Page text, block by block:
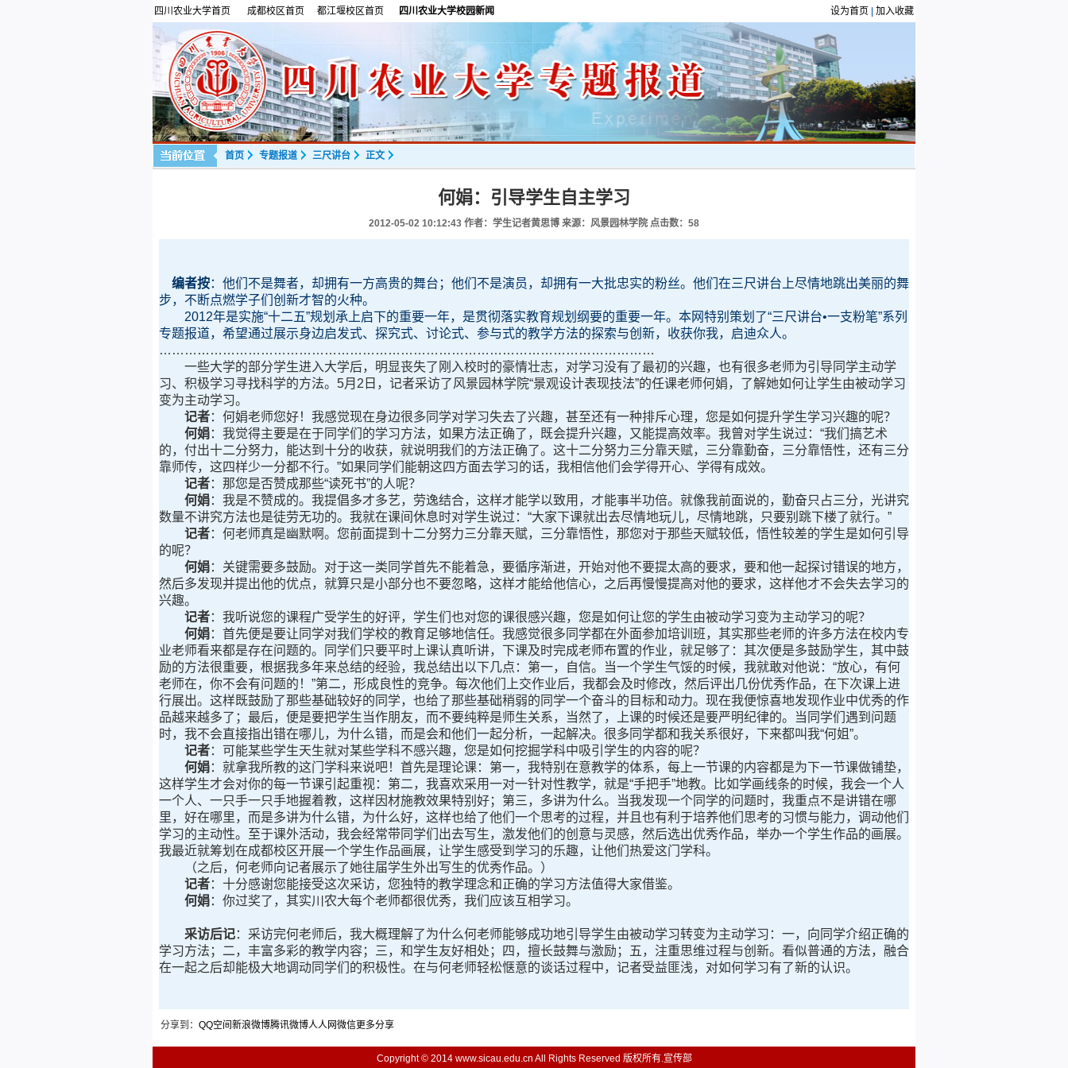
四川农业大学首页 成都校区首页 都江堰校区首页 四川农业大学校园新闻 设为首页 加入收藏
首页 专题报道 三尺讲台 正文
何娟：引导学生自主学习
2012-05-02 10:12:43 作者：学生记者黄思博 来源：风景园林学院 点击数： 58
编者按：他们不是舞者，却拥有一方高贵的舞台；他们不是演员，却拥有一大批忠实的粉丝。他们在三尺讲台上尽情地跳出美丽的舞
步，不断点燃学子们创新才智的火种。
2012年是实施“十二五”规划承上启下的重要一年，是贯彻落实教育规划纲要的重要一年。本网特别策划了“三尺讲台•一支粉笔”系列
专题报道，希望通过展示身边启发式、探究式、讨论式、参与式的教学方法的探索与创新，收获你我，启迪众人。
………………………………………………………………………………………………………
一些大学的部分学生进入大学后，明显丧失了刚入校时的豪情壮志，对学习没有了最初的兴趣，也有很多老师为引导同学主动学
习、积极学习寻找科学的方法。5月2日，记者采访了风景园林学院“景观设计表现技法”的任课老师何娟，了解她如何让学生由被动学习
变为主动学习。
记者：何娟老师您好！我感觉现在身边很多同学对学习失去了兴趣，甚至还有一种排斥心理，您是如何提升学生学习兴趣的呢？
何娟：我觉得主要是在于同学们的学习方法，如果方法正确了，既会提升兴趣，又能提高效率。我曾对学生说过：“我们搞艺术
的，付出十二分努力，能达到十分的收获，就说明我们的方法正确了。这十二分努力三分靠天赋，三分靠勤奋，三分靠悟性，还有三分
靠师传，这四样少一分都不行。”如果同学们能朝这四方面去学习的话，我相信他们会学得开心、学得有成效。
记者：那您是否赞成那些“读死书”的人呢？
何娟：我是不赞成的。我提倡多才多艺，劳逸结合，这样才能学以致用，才能事半功倍。就像我前面说的，勤奋只占三分，光讲究
数量不讲究方法也是徒劳无功的。我就在课间休息时对学生说过：“大家下课就出去尽情地玩儿，尽情地跳，只要别跳下楼了就行。”
记者：何老师真是幽默啊。您前面提到十二分努力三分靠天赋，三分靠悟性，那您对于那些天赋较低，悟性较差的学生是如何引导
的呢？
何娟：关键需要多鼓励。对于这一类同学首先不能着急，要循序渐进，开始对他不要提太高的要求，要和他一起探讨错误的地方，
然后多发现并提出他的优点，就算只是小部分也不要忽略，这样才能给他信心，之后再慢慢提高对他的要求，这样他才不会失去学习的
兴趣。
记者：我听说您的课程广受学生的好评，学生们也对您的课很感兴趣，您是如何让您的学生由被动学习变为主动学习的呢？
何娟：首先便是要让同学对我们学校的教育足够地信任。我感觉很多同学都在外面参加培训班，其实那些老师的许多方法在校内专
业老师看来都是存在问题的。同学们只要平时上课认真听讲，下课及时完成老师布置的作业，就足够了：其次便是多鼓励学生，其中鼓
励的方法很重要，根据我多年来总结的经验，我总结出以下几点：第一，自信。当一个学生气馁的时候，我就敢对他说：“放心，有何
老师在，你不会有问题的！”第二，形成良性的竞争。每次他们上交作业后，我都会及时修改，然后评出几份优秀作品，在下次课上进
行展出。这样既鼓励了那些基础较好的同学，也给了那些基础稍弱的同学一个奋斗的目标和动力。现在我便惊喜地发现作业中优秀的作
品越来越多了；最后，便是要把学生当作朋友，而不要纯粹是师生关系，当然了，上课的时候还是要严明纪律的。当同学们遇到问题
时，我不会直接指出错在哪儿，为什么错，而是会和他们一起分析，一起解决。很多同学都和我关系很好，下来都叫我“何姐”。
记者：可能某些学生天生就对某些学科不感兴趣，您是如何挖掘学科中吸引学生的内容的呢？
何娟：就拿我所教的这门学科来说吧！首先是理论课：第一，我特别在意教学的体系，每上一节课的内容都是为下一节课做铺垫，
这样学生才会对你的每一节课引起重视：第二，我喜欢采用一对一针对性教学，就是“手把手”地教。比如学画线条的时候，我会一个人
一个人、一只手一只手地握着教，这样因材施教效果特别好；第三，多讲为什么。当我发现一个同学的问题时，我重点不是讲错在哪
里，好在哪里，而是多讲为什么错，为什么好，这样也给了他们一个思考的过程，并且也有利于培养他们思考的习惯与能力，调动他们
学习的主动性。至于课外活动，我会经常带同学们出去写生，激发他们的创意与灵感，然后选出优秀作品，举办一个学生作品的画展。
我最近就筹划在成都校区开展一个学生作品画展，让学生感受到学习的乐趣，让他们热爱这门学科。
（之后，何老师向记者展示了她往届学生外出写生的优秀作品。）
记者：十分感谢您能接受这次采访，您独特的教学理念和正确的学习方法值得大家借鉴。
何娟：你过奖了，其实川农大每个老师都很优秀，我们应该互相学习。
采访后记：采访完何老师后，我大概理解了为什么何老师能够成功地引导学生由被动学习转变为主动学习：一，向同学介绍正确的
学习方法；二，丰富多彩的教学内容；三，和学生友好相处；四，擅长鼓舞与激励；五，注重思维过程与创新。看似普通的方法，融合
在一起之后却能极大地调动同学们的积极性。在与何老师轻松惬意的谈话过程中，记者受益匪浅，对如何学习有了新的认识。
分享到： QQ空间 新浪微博腾讯微博人人网微信更多分享
Copyright © 2014 www.sicau.edu.cn All Rights Reserved 版权所有.宣传部